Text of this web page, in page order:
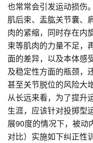
也常常会引发运动损伤
肌后束、盂肱关节囊、
肉的紧缩，同时存在内
束等肌肉的力量不足，
面的差异，以及本体感
及稳定性方面的瓶颈，
甚至关节脱位的风险大增
从长远来看，为了提升
生涯，应该针对投掷型
展90度的情况下，被动
对比）实施如下纠正性